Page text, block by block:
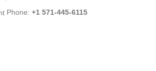
Phone: +1 571-445-6115